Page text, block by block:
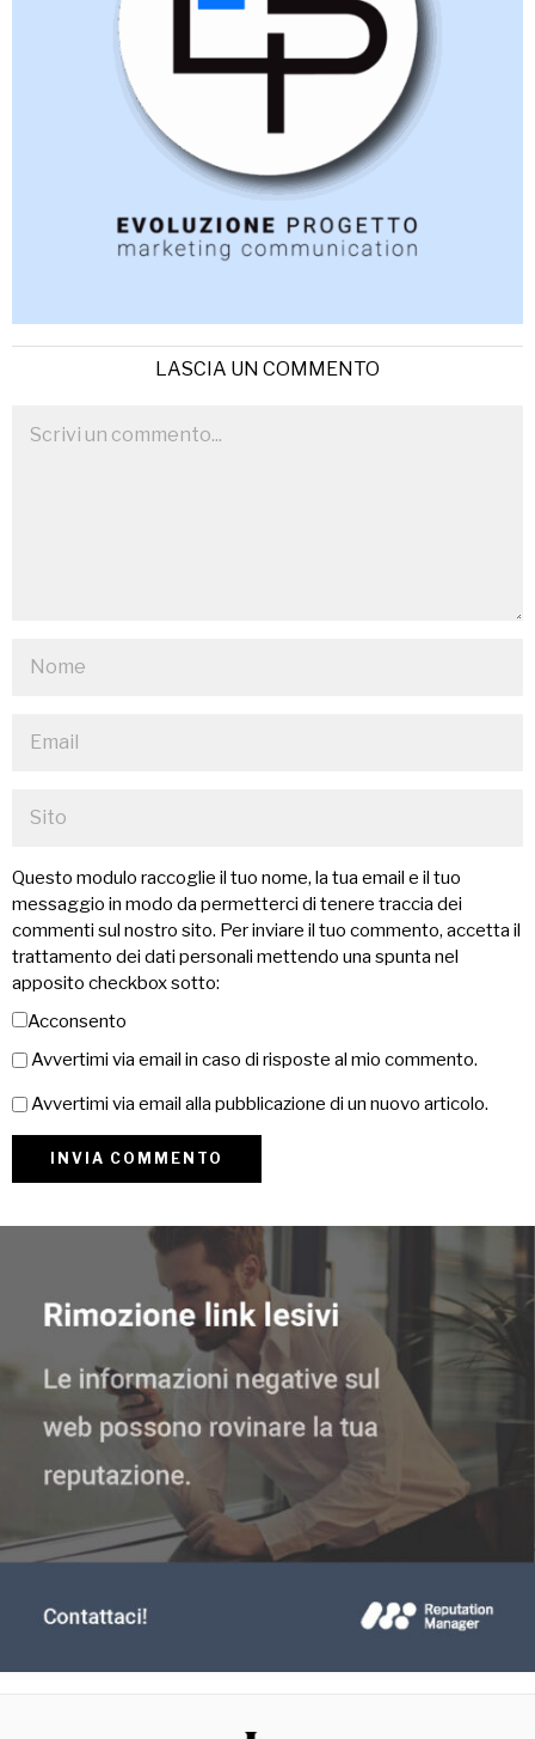
LASCIA UN COMMENTO
Questo modulo raccoglie il tuo nome, la tua email e il tuo
messaggio in modo da permetterci di tenere traccia dei
commenti sul nostro sito. Per inviare il tuo commento, accetta il
trattamento dei dati personali mettendo una spunta nel
apposito checkbox sotto:
Acconsento
Avvertimi via email in caso di risposte al mio commento.
Avvertimi via email alla pubblicazione di un nuovo articolo.